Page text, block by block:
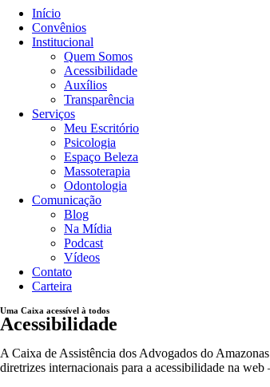
Início
Convênios
Institucional
Quem Somos
Acessibilidade
Auxílios
Transparência
Serviços
Meu Escritório
Psicologia
Espaço Beleza
Massoterapia
Odontologia
Comunicação
Blog
Na Mídia
Podcast
Vídeos
Contato
Carteira
Uma Caixa acessível à todos
Acessibilidade
A Caixa de Assistência dos Advogados do
diretrizes internacionais para a acessibilidade na web